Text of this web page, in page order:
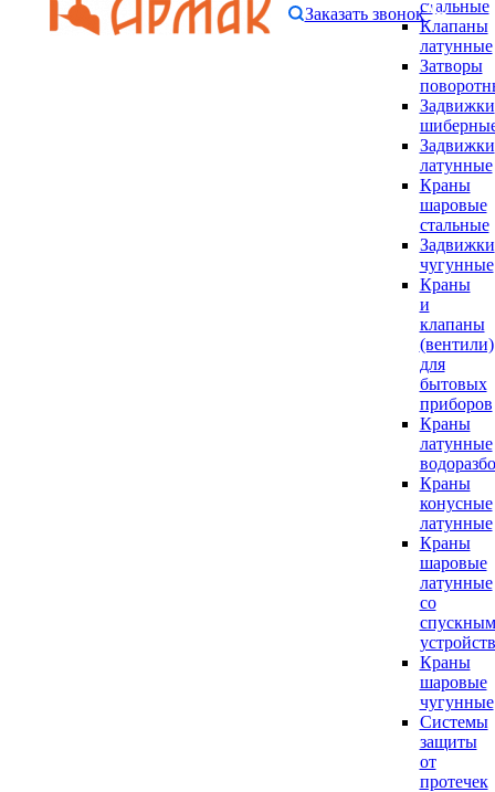
стальные
Клапаны
латунные
Затворы
Задвижки
Задвижки
латунные
Краны
шаровые
стальные
Задвижки
чугунные
Краны
и
клапаны
(вентили)
для
бытовых
приборов
Краны
латунные
Краны
конусные
латунные
Краны
шаровые
латунные
со
спускным
Краны
шаровые
чугунные
Системы
защиты
от
протечек
Заказать звонок